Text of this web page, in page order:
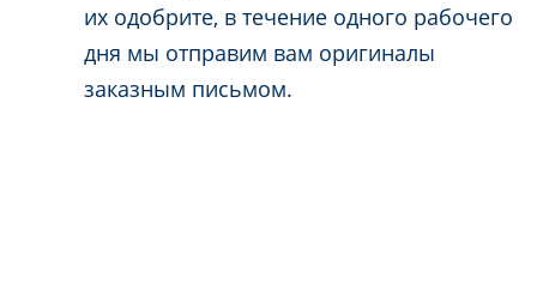
их одобрите, в течение одного рабочего
дня мы отправим вам оригиналы
заказным письмом.